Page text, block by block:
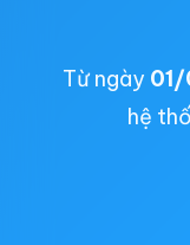
Từ ngày
hệ